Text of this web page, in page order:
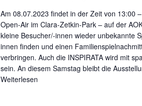
Am 08.07.2023 findet in der Zeit von 13:00
Open-Air im Clara-Zetkin-Park – auf der
kleine Besucher/-innen wieder unbekannte
innen finden und einen
verbringen. Auch die INSPIRATA wird mit
sein. An diesem Samstag bleibt die
Weiterlesen